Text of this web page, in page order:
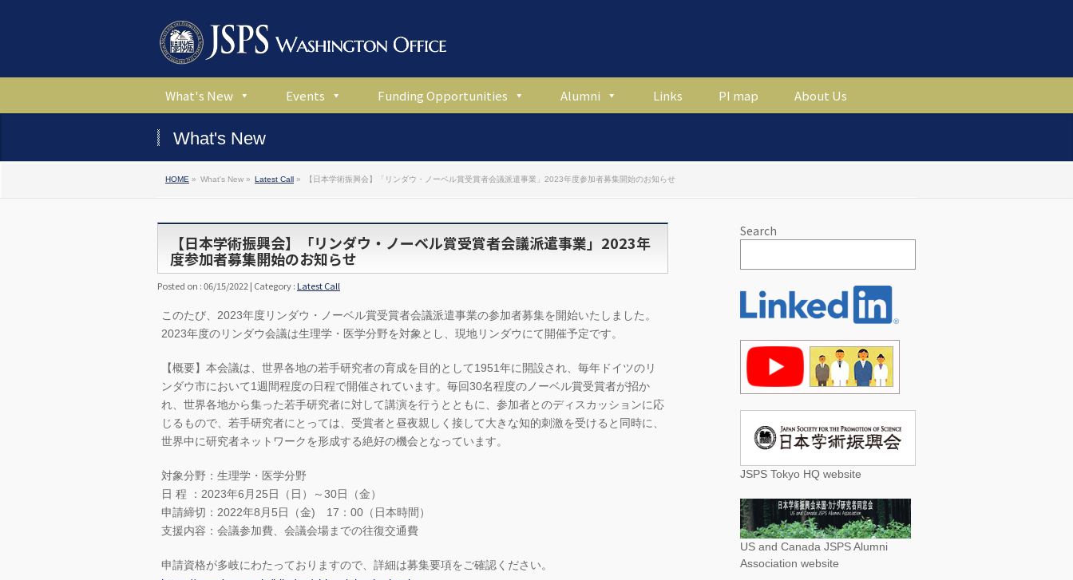
What's New Events Funding Opportunities Alumni Links PI map About Us
What's New
HOME » What's New » Latest Call » 【日本学術振興会】「リンダウ・ノーベル賞受賞者会議派遣事業」2023年度参加者募集開始のお知らせ
【日本学術振興会】「リンダウ・ノーベル賞受賞者会議派遣事業」2023年
度参加者募集開始のお知らせ
Posted on : 06/15/2022 | Category : Latest Call
このたび、2023年度リンダウ・ノーベル賞受賞者会議派遣事業の参加者募集を開始いたしました。
2023年度のリンダウ会議は生理学・医学分野を対象とし、現地リンダウにて開催予定です。
【概要】本会議は、世界各地の若手研究者の育成を目的として1951年に開設され、毎年ドイツのリ
ンダウ市において1週間程度の日程で開催されています。毎回30名程度のノーベル賞受賞者が招か
れ、世界各地から集った若手研究者に対して講演を行うとともに、参加者とのディスカッションに応
じるもので、若手研究者にとっては、受賞者と昼夜親しく接して大きな知的刺激を受けると同時に、
世界中に研究者ネットワークを形成する絶好の機会となっています。
対象分野：生理学・医学分野
日 程 ：2023年6月25日（日）～30日（金）
申請締切：2022年8月5日（金) 17：00（日本時間）
支援内容：会議参加費、会議会場までの往復交通費
申請資格が多岐にわたっておりますので、詳細は募集要項をご確認ください。
Search
JSPS Tokyo HQ website
US and Canada JSPS Alumni
Association website